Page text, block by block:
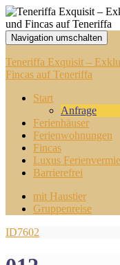
Navigation umschalten
Teneriffa Exquisit –
Fincas auf Teneriffa
Start
Anfrage
Ferienhäuser
Ferienwohnungen
Fincas
Luxus
Barrierefrei
mit Haustier
Gruppenreise
ID7602